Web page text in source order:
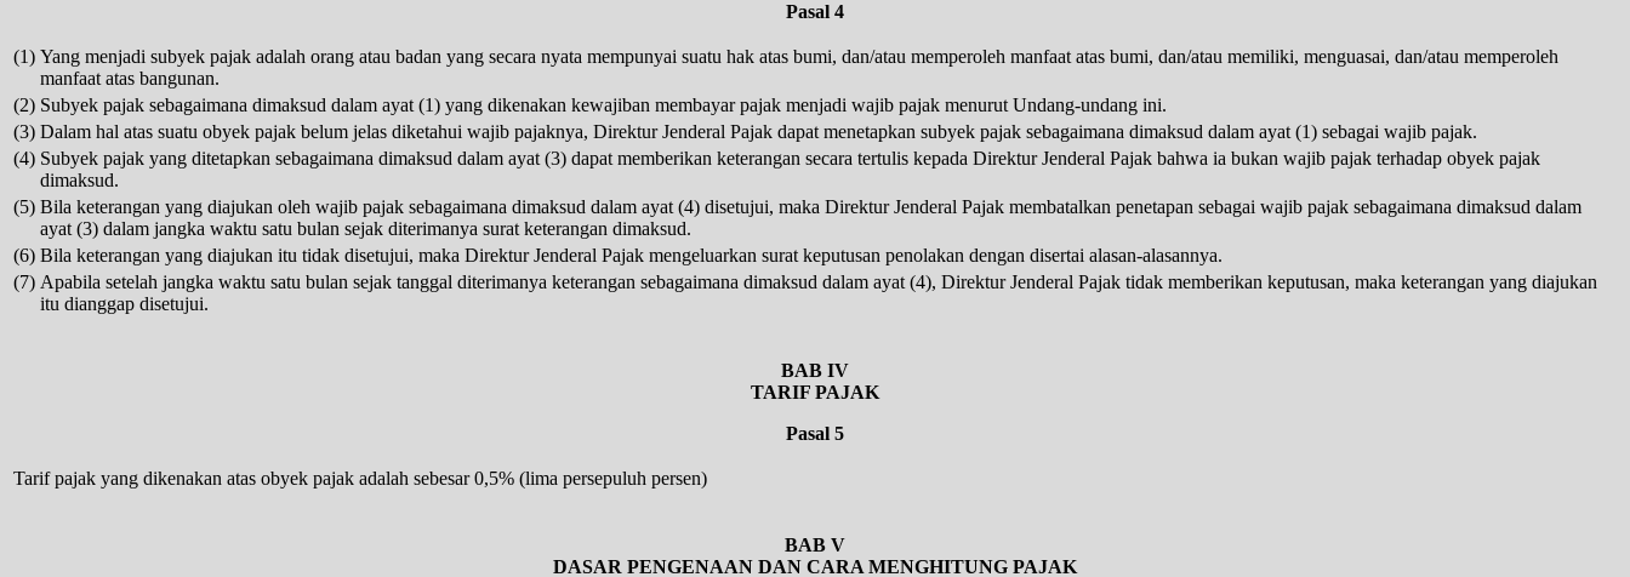
Pasal 4
(1) Yang menjadi subyek pajak adalah orang atau badan yang secara nyata mempunyai suatu hak atas bumi, dan/atau memperoleh manfaat atas bumi, dan/atau memiliki, menguasai, dan/atau memperoleh
manfaat atas bangunan.
(2) Subyek pajak sebagaimana dimaksud dalam ayat (1) yang dikenakan kewajiban membayar pajak menjadi wajib pajak menurut Undang-undang ini.
(3) Dalam hal atas suatu obyek pajak belum jelas diketahui wajib pajaknya, Direktur Jenderal Pajak dapat menetapkan subyek pajak sebagaimana dimaksud dalam ayat (1) sebagai wajib pajak.
(4) Subyek pajak yang ditetapkan sebagaimana dimaksud dalam ayat (3) dapat memberikan keterangan secara tertulis kepada Direktur Jenderal Pajak bahwa ia bukan wajib pajak terhadap obyek pajak
dimaksud.
(5) Bila keterangan yang diajukan oleh wajib pajak sebagaimana dimaksud dalam ayat (4) disetujui, maka Direktur Jenderal Pajak membatalkan penetapan sebagai wajib pajak sebagaimana dimaksud dalam
ayat (3) dalam jangka waktu satu bulan sejak diterimanya surat keterangan dimaksud.
(6) Bila keterangan yang diajukan itu tidak disetujui, maka Direktur Jenderal Pajak mengeluarkan surat keputusan penolakan dengan disertai alasan-alasannya.
(7) Apabila setelah jangka waktu satu bulan sejak tanggal diterimanya keterangan sebagaimana dimaksud dalam ayat (4), Direktur Jenderal Pajak tidak memberikan keputusan, maka keterangan yang diajukan
itu dianggap disetujui.
BAB IV
TARIF PAJAK
Pasal 5
Tarif pajak yang dikenakan atas obyek pajak adalah sebesar 0,5% (lima persepuluh persen)
BAB V
DASAR PENGENAAN DAN CARA MENGHITUNG PAJAK